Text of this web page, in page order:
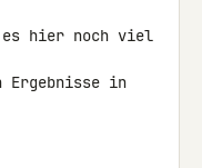
es hier noch viel
Ergebnisse in